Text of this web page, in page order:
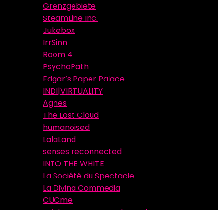
Grenzgebiete
SteamLine Inc.
Jukebox
IrrSinn
Room 4
PsychoPath
Edgar’s Paper Palace
INDI|VIRTUALITY
Agnes
The Lost Cloud
humanoised
LalaLand
senses reconnected
INTO THE WHITE
La Société du Spectacle
La Divina Commedia
CUCme